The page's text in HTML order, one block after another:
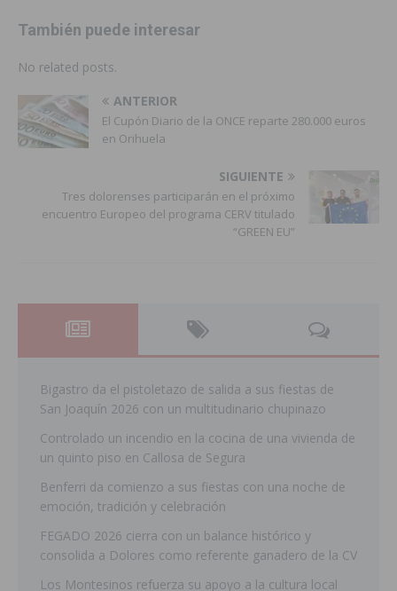
También puede interesar
No related posts.
ANTERIOR
El Cupón Diario de la ONCE reparte 280.000 euros
en Orihuela
SIGUIENTE
Tres dolorenses participarán en el próximo
encuentro Europeo del programa CERV titulado
“GREEN EU”
Bigastro da el pistoletazo de salida a sus fiestas de
San Joaquín 2026 con un multitudinario chupinazo
Controlado un incendio en la cocina de una vivienda de
un quinto piso en Callosa de Segura
Benferri da comienzo a sus fiestas con una noche de
emoción, tradición y celebración
FEGADO 2026 cierra con un balance histórico y
consolida a Dolores como referente ganadero de la CV
Los Montesinos refuerza su apoyo a la cultura local